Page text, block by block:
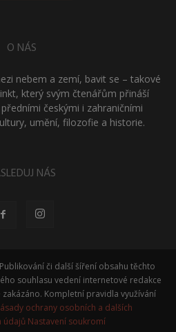
O NÁS
nebem a zemí, bavit se – takové
který svým čtenářům přináší
českými i zahraničními
umění, filozofie a historie.
NÁS
Publikování či další šíření obsahu těchto
souhlasu vedení internetové redakce
Kompletní pravidla využívání
ochrany osobních a dalších
údajů Nastavení soukromí